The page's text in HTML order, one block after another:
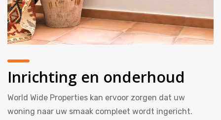
Inrichting en onderhoud
World Wide Properties kan ervoor zorgen dat uw
woning naar uw smaak compleet wordt ingericht.